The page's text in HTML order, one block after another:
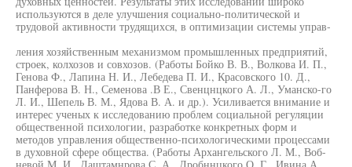
используются в деле улучшения социально-политической и
трудовой активности трудящихся, в оптимизации системы управ-
ления хозяйственным механизмом промышленных предприятий,
строек, колхозов и совхозов. (Работы Бойко В. В., Волкова И. П.,
Генова Ф., Лапина Н. И., Лебедева П. И., Красовского 10. Д.,
Панферова В. Н., Семенова .В Е., Свенцнцкого А. Л., Уманско-го
Л. И., Шепель В. М., Ядова В. А. и др.). Усиливается внимание и
интерес ученых к исследованию проблем социальной регуляции
общественной психологии, разработке конкретных форм и
методов управления общественно-психологическими процессами
в духовной сфере общества. (Работы Архангельского Л. М., Воб-